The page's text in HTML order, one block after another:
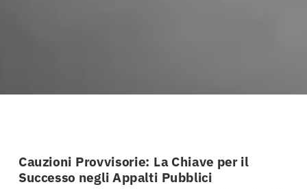
Cauzioni Provvisorie: La Chiave per il
Successo negli Appalti Pubblici